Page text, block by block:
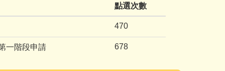
點選次數
470
一階段申請 678